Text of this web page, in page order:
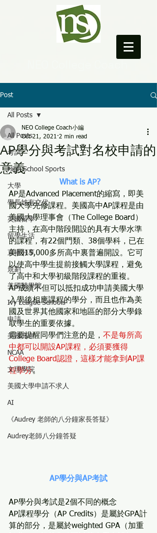
Post
All Posts
考試
High School Sports
大學
學長姊有交代
英國留學
留學生活
直播分享
規劃
美國醫學院
Ivy League Schools
申請
美國高中
NCAA
文理學院
美國大學申請不求人
AI
《Audrey 老師的八分鐘家長答疑》
Audrey老師八分鐘答疑
All Posts
AP學分與考試對名校申請的
意義
NEO College Coach小編
Oct 21, 2021 2 min read
What is AP?
AP是Advanced Placement的縮寫，即美
國大學先修課程。美國高中AP課程是由
美國大學理事會（The College Board）
主持，在高中階段開設的具有大學水準
的課程，有22個門類、38個學科，已在
美國15,000多所高中裏普遍開設。它可
以使高中學生提前接觸大學課程，避免
了高中和大學初級階段課程的重複。
AP成績不但可以抵扣成功申請美國大學
入學後相應課程的學分，而且也作為美
國及世界其他國家和地區的部分大學錄
取學生的重要依據。
需要提醒同學們注意的是， 不是每所高
中都可以開設AP課程，必須要獲得
College Board認證，這樣才能拿到AP課
程學分。
AP學分與AP考試
AP學分與考試是2個不同的概念
AP課程學分（AP Credits）是屬於GPA計
算的部分，是屬於weighted GPA（加重